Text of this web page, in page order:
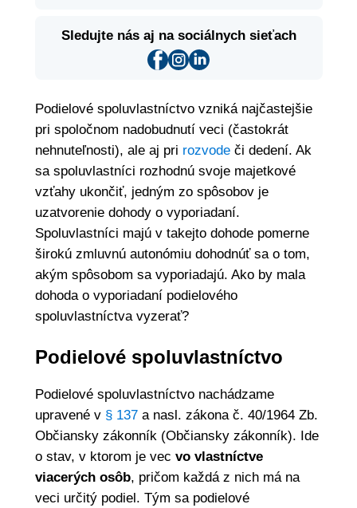
Sledujte nás aj na sociálnych sieťach
Podielové spoluvlastníctvo vzniká najčastejšie
pri spoločnom nadobudnutí veci (častokrát
nehnuteľnosti), ale aj pri rozvodeči dedení. Ak
sa spoluvlastníci rozhodnú svoje majetkové
vzťahy ukončiť, jedným zo spôsobov je
uzatvorenie dohody o vyporiadaní.
Spoluvlastníci majú v takejto dohode pomerne
širokú zmluvnú autonómiu dohodnúť sa o tom,
akým spôsobom sa vyporiadajú. Ako by mala
dohoda o vyporiadaní podielového
spoluvlastníctva vyzerať?
Podielové spoluvlastníctvo
Podielové spoluvlastníctvo nachádzame
upravené v § 137a nasl. zákona č. 40/1964 Zb.
Občiansky zákonník (Občiansky zákonník). Ide
o stav, v ktorom je vec vo vlastníctve
viacerých osôb, pričom každá z nich má na
veci určitý podiel. Tým sa podielové